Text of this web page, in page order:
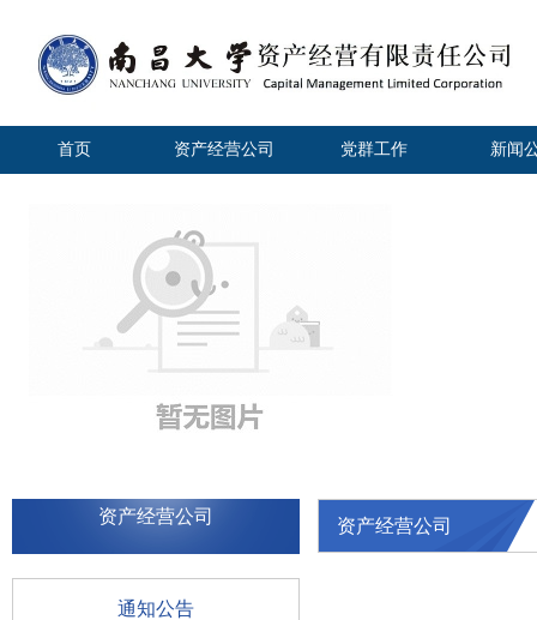
首页 资产经营公司 党群工作 新闻
资产经营公司
通知公告
资产经营公司